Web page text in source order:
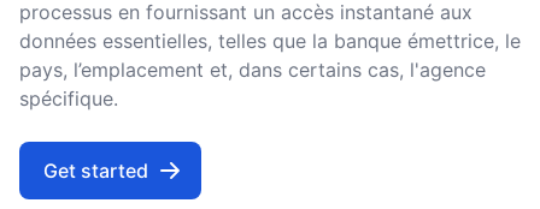
processus en fournissant un accès instantané aux
données essentielles, telles que la banque émettrice, le
pays, l’emplacement et, dans certains cas, l'agence
spécifique.
Get started